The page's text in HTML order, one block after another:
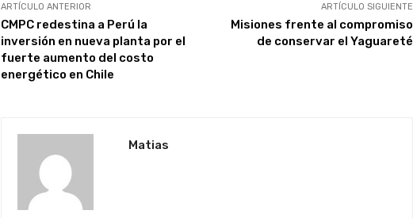
ARTÍCULO ANTERIOR
CMPC redestina a Perú la
inversión en nueva planta por el
fuerte aumento del costo
energético en Chile
ARTÍCULO SIGUIENTE
Misiones frente al compromiso
de conservar el Yaguareté
Matias